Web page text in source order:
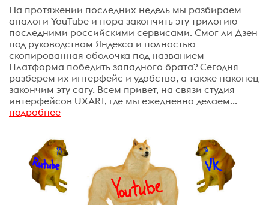
На протяжении последних недель мы разбираем
аналоги YouTube и пора закончить эту трилогию
последними российскими сервисами. Смог ли Дзен
под руководством Яндекса и полностью
скопированная оболочка под названием
Платформа победить западного брата? Сегодня
разберем их интерфейс и удобство, а также наконец
закончим эту сагу. Всем привет, на связи студия
интерфейсов UXART, где мы ежедневно делаем...
подробнее